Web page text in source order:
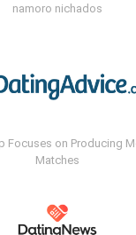
namoro nichados
Focuses on Producing
Matches